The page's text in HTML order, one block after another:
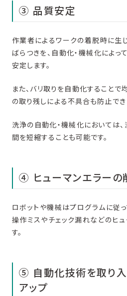
③ 品質安定
作業者によるワークの着脱時に生
ばらつきを、自動化・機械化によっ
安定します。
また、バリ取りを自動化することで
の取り残しによる不具合も防止でき
洗浄の自動化・機械化においては
間を短縮することも可能です。
④ ヒューマンエラーの
ロボットや機械はプログラムに従
操作ミスやチェック漏れなどのヒ
す。
⑤ 自動化技術を取り
アップ